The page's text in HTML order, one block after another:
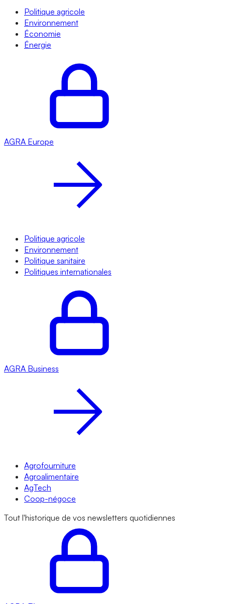
Politique agricole
Environnement
Économie
Énergie
AGRA Europe
Politique agricole
Environnement
Politique sanitaire
Politiques internationales
AGRA Business
Agrofourniture
Agroalimentaire
AgTech
Coop-négoce
Tout l'historique de vos newsletters quotidiennes